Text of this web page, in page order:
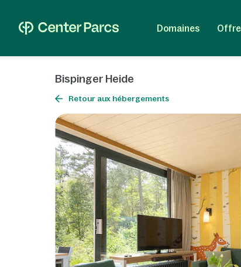
Domaines
Bispinger Heide
Retour aux hébergements